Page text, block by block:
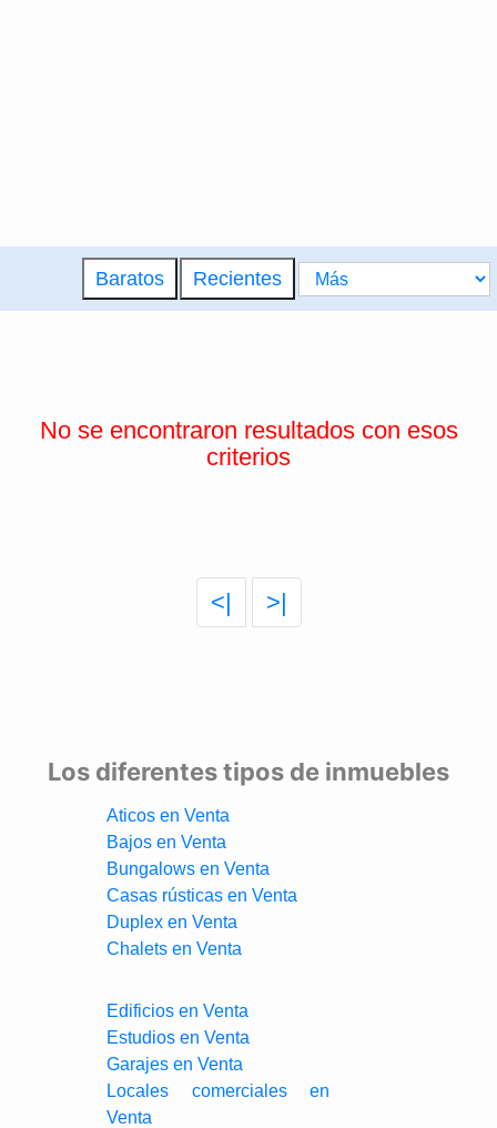
Baratos Recientes
No se encontraron resultados con esos
criterios
<| >|
Los diferentes tipos de inmuebles
Aticos en Venta
Bajos en Venta
Bungalows en Venta
Casas rústicas en Venta
Duplex en Venta
Chalets en Venta
Edificios en Venta
Estudios en Venta
Garajes en Venta
Locales comerciales en
Venta